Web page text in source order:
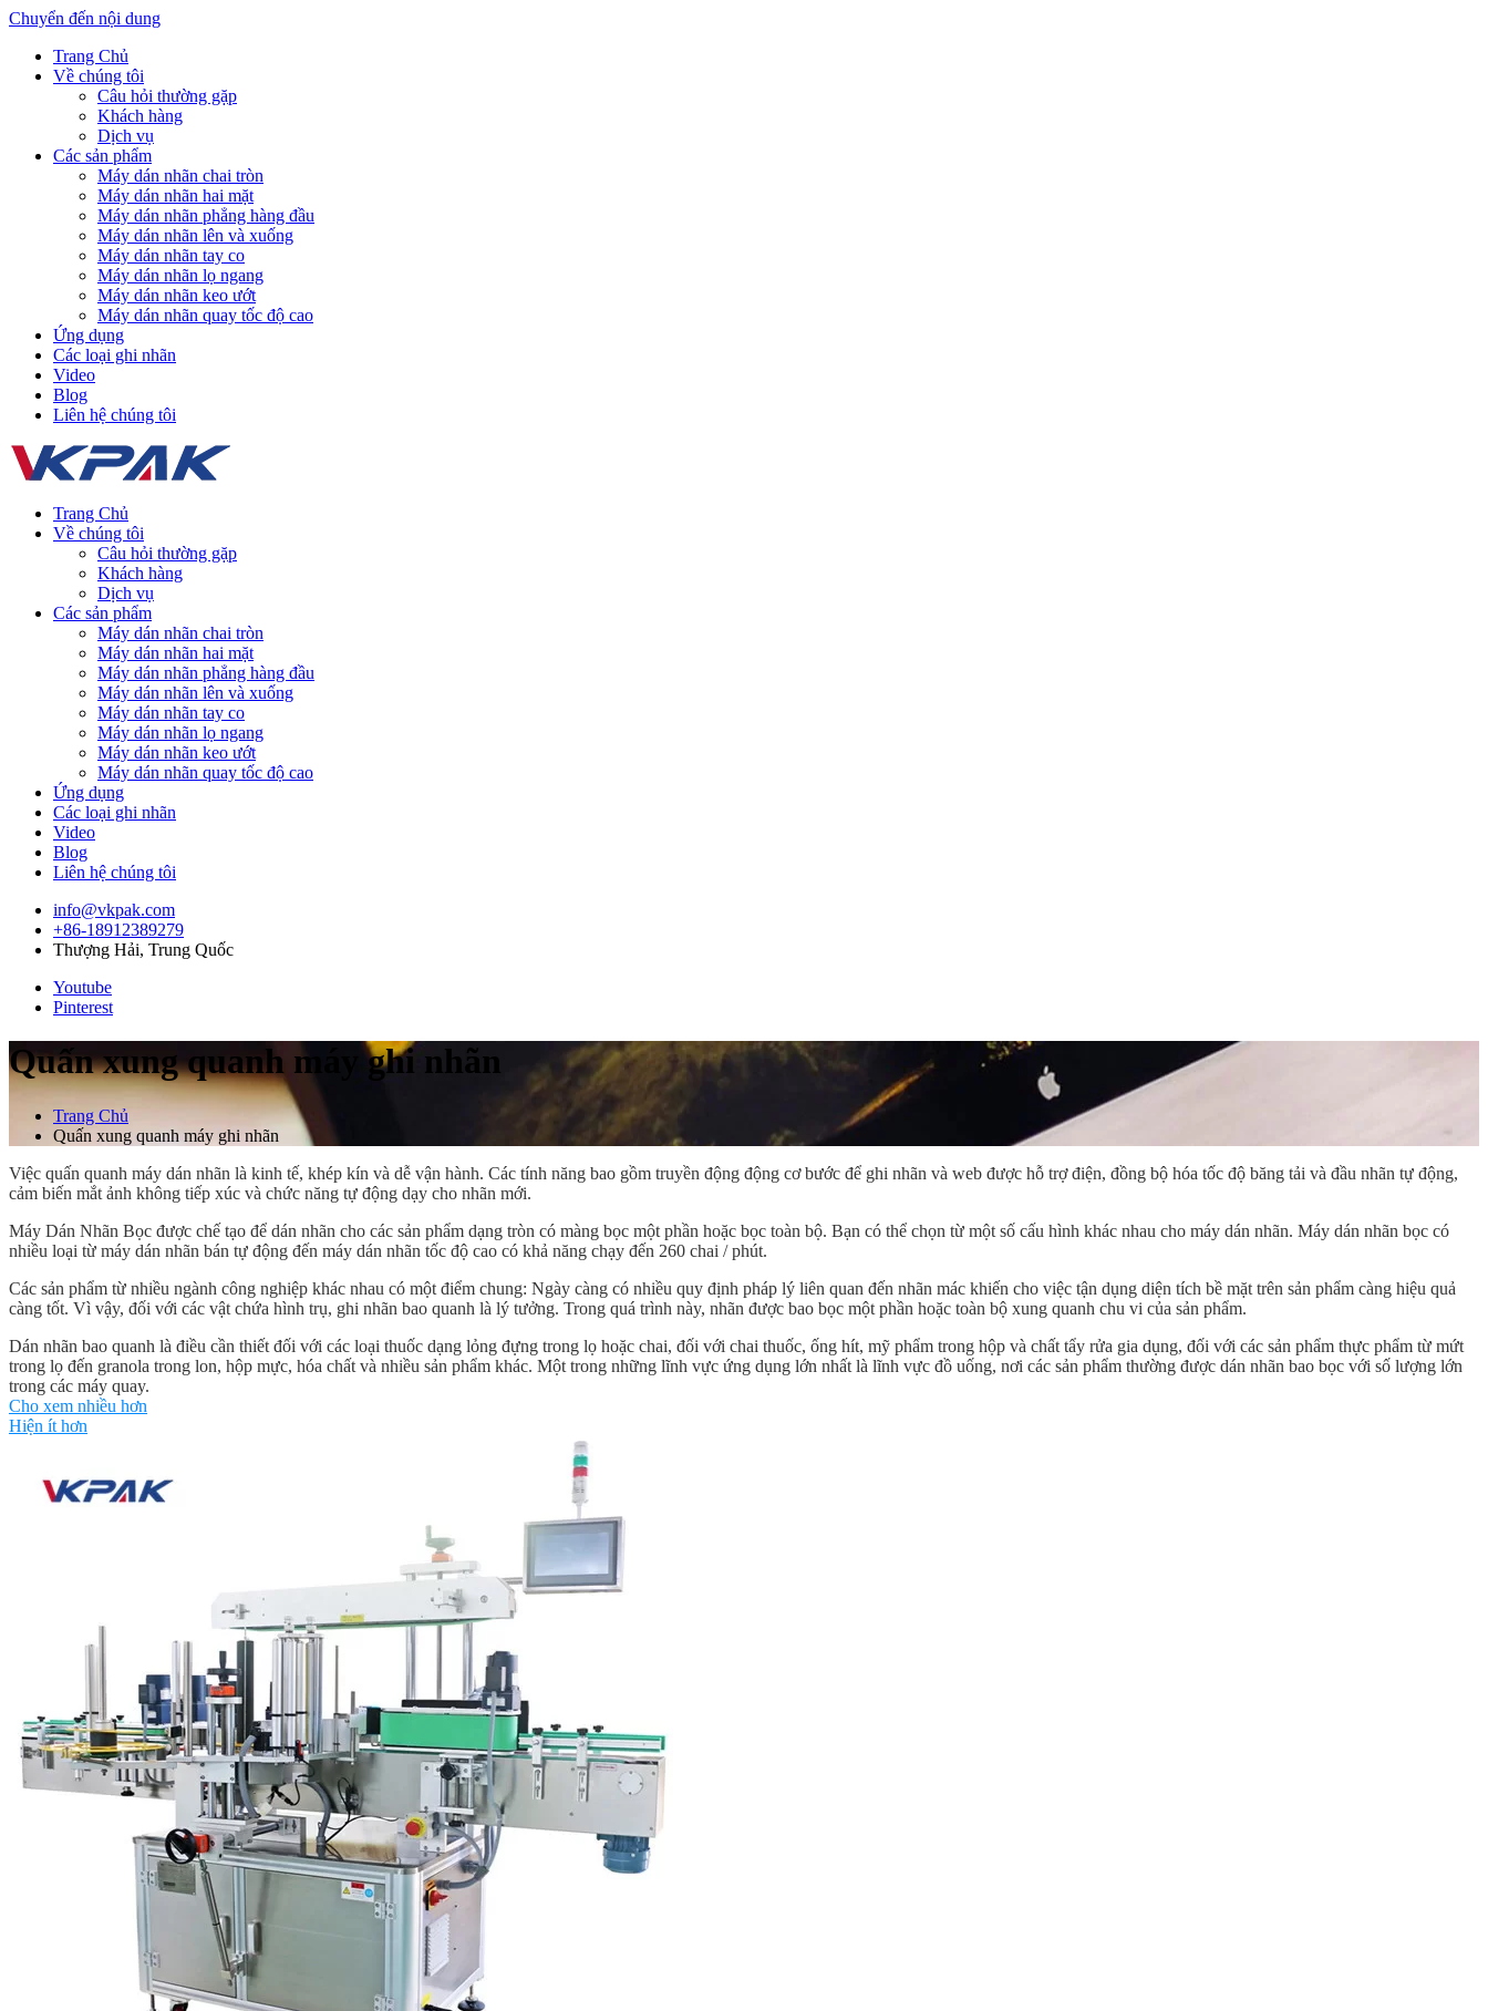
Chuyển đến nội dung
Trang Chủ
Về chúng tôi
Câu hỏi thường gặp
Khách hàng
Dịch vụ
Các sản phẩm
Máy dán nhãn chai tròn
Máy dán nhãn hai mặt
Máy dán nhãn phẳng hàng đầu
Máy dán nhãn lên và xuống
Máy dán nhãn tay co
Máy dán nhãn lọ ngang
Máy dán nhãn keo ướt
Máy dán nhãn quay tốc độ cao
Ứng dụng
Các loại ghi nhãn
Video
Blog
Liên hệ chúng tôi
Trang Chủ
Về chúng tôi
Câu hỏi thường gặp
Khách hàng
Dịch vụ
Các sản phẩm
Máy dán nhãn chai tròn
Máy dán nhãn hai mặt
Máy dán nhãn phẳng hàng đầu
Máy dán nhãn lên và xuống
Máy dán nhãn tay co
Máy dán nhãn lọ ngang
Máy dán nhãn keo ướt
Máy dán nhãn quay tốc độ cao
Ứng dụng
Các loại ghi nhãn
Video
Blog
Liên hệ chúng tôi
info@vkpak.com
+86-18912389279
Thượng Hải, Trung Quốc
Youtube
Pinterest
Quấn xung quanh máy ghi nhãn
Trang Chủ
Quấn xung quanh máy ghi nhãn
Việc quấn quanh máy dán nhãn là kinh tế, khép kín và dễ vận hành. Các tính năng bao gồm truyền động động cơ bước để ghi nhãn và web được hỗ trợ điện, đồng bộ hóa tốc độ băng tải và đầu nhãn tự động,
cảm biến mắt ảnh không tiếp xúc và chức năng tự động dạy cho nhãn mới.
Máy Dán Nhãn Bọc được chế tạo để dán nhãn cho các sản phẩm dạng tròn có màng bọc một phần hoặc bọc toàn bộ. Bạn có thể chọn từ một số cấu hình khác nhau cho máy dán nhãn. Máy dán nhãn bọc có
nhiều loại từ máy dán nhãn bán tự động đến máy dán nhãn tốc độ cao có khả năng chạy đến 260 chai / phút.
Các sản phẩm từ nhiều ngành công nghiệp khác nhau có một điểm chung: Ngày càng có nhiều quy định pháp lý liên quan đến nhãn mác khiến cho việc tận dụng diện tích bề mặt trên sản phẩm càng hiệu quả
càng tốt. Vì vậy, đối với các vật chứa hình trụ, ghi nhãn bao quanh là lý tưởng. Trong quá trình này, nhãn được bao bọc một phần hoặc toàn bộ xung quanh chu vi của sản phẩm.
Dán nhãn bao quanh là điều cần thiết đối với các loại thuốc dạng lỏng đựng trong lọ hoặc chai, đối với chai thuốc, ống hít, mỹ phẩm trong hộp và chất tẩy rửa gia dụng, đối với các sản phẩm thực phẩm từ mứt
trong lọ đến granola trong lon, hộp mực, hóa chất và nhiều sản phẩm khác. Một trong những lĩnh vực ứng dụng lớn nhất là lĩnh vực đồ uống, nơi các sản phẩm thường được dán nhãn bao bọc với số lượng lớn
trong các máy quay.
VKPAK cung cấp một loạt các ứng dụng đặc biệt cho hệ thống quay và hệ thống dán nhãn bao quanh. Tùy thuộc vào ứng dụng, các hệ thống có thể hoạt động đồng bộ với bánh xe hình sao hoặc không đồng
bộ với vành đai ứng dụng. Chúng tôi thậm chí đã phát triển một giải pháp cho các sản phẩm hình trụ lớn không thể tự đứng, chẳng hạn như hộp mực.
Các yếu tố quan trọng để ghi nhãn bao bọc
Pha chế chính xác: Không được có sự lệch trục xoắn ốc, ngay cả với các nhãn tương đối dài.
Hiệu suất hệ thống phù hợp với ứng dụng: Đối với nhiều sản phẩm tiêu dùng khối lượng lớn hoặc sản phẩm định dạng nhỏ, cần đạt được tốc độ và thông lượng cao.
Tùy chọn hấp dẫn: Thông thường, cũng cần phải căn chỉnh các nhãn, chẳng hạn như để khớp vị trí của nhãn bọc xung quanh với vị trí của nhãn nắp bổ sung.
VKPAK sản xuất nhiều loại màng bọc nhạy cảm với áp suất khác nhau bao gồm nhiều loại thùng tròn khác nhau trong nhiều ngành công nghiệp.
Ba cuộn quấn quanh máy ghi nhãn
Hệ thống dán nhãn ba cuộn (Máy dán nhãn định vị) là những máy dán nhãn linh hoạt nhất cho các sản phẩm dạng tròn đủ ổn định để đứng trên hệ thống vận chuyển. Ba cuộn bao quanh máy dán nhãn giúp
tăng độ chính xác của vị trí nhãn và khả năng định hướng sản phẩm bằng tay cầm hoặc các đặc điểm nhận dạng khác. Dán nhãn mặt trước và mặt sau của các sản phẩm tròn với các nhãn xen kẽ trên cuộn cung
cấp nhãn cũng là một trong những tính năng mà máy dán nhãn bọc VKPAK cung cấp.
Mô-đun quấn ba cuộn giữ sản phẩm và xoay nó dựa vào một con lăn, do đó ổn định sản phẩm trong quá trình dán nhãn. Phương pháp này làm tăng đáng kể độ chính xác của vị trí nhãn so với các máy dán nhãn
truyền thống bằng đai quấn và mang lại tính linh hoạt hơn nhiều để dán nhãn lên các sản phẩm có thể không phải là hình trụ hoàn hảo.
Máy ghi nhãn quấn dây đai VKPAK
Bọc nhãn dẫn động bằng đai ( Máy dán nhãn chai tròn) là phương pháp truyền thống nhất để dán nhãn cho các sản phẩm dạng tròn. Sản phẩm được chuyển tải giữa đai quay và đệm áp suất, trong đó nó tiếp tục
chuyển động về phía trước trong khi quay. Khi bắt đầu vòng quay, một nhãn được phân phối và đi theo sản phẩm trong quá trình quay để bọc nhãn xung quanh hình trụ. Lợi thế đối với máy dán nhãn quấn
truyền động bằng dây đai là thông lượng sản phẩm do chuyển động liên tục. Điểm bất lợi có thể là các vấn đề về độ chính xác của vị trí nhãn (độ lệch) có thể phát sinh do các sản phẩm không phải là hình trụ
hoàn hảo. Có thể sử dụng đai chân không và các loại cao su hoặc xốp khác nhau để giúp các sản phẩm dạng tròn khó hơn. Trong một số trường hợp, có thể cần thiết phải sử dụng phương pháp dán nhãn ba
cuộn VKPAK. Hệ thống ghi nhãn quấn truyền động bằng đai có thể được trang bị mô-đun ba cuộn tùy chọn để tối ưu hóa khả năng của hệ thống.
Quấn ngang xung quanh hệ thống ghi nhãn
Cho xem nhiều hơn
Hiện ít hơn